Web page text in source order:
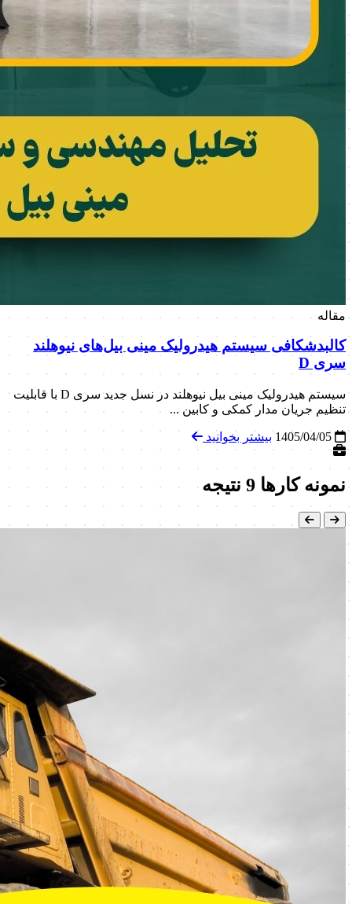
مقاله
کالبدشکافی سیستم هیدرولیک مینی بیل‌های نیوهلند
سری D
سیستم هیدرولیک مینی بیل نیوهلند در نسل جدید سری D با قابلیت
تنظیم جریان مدار کمکی و کابین ...
بیشتر بخوانید
نمونه کارها 9 نتیجه